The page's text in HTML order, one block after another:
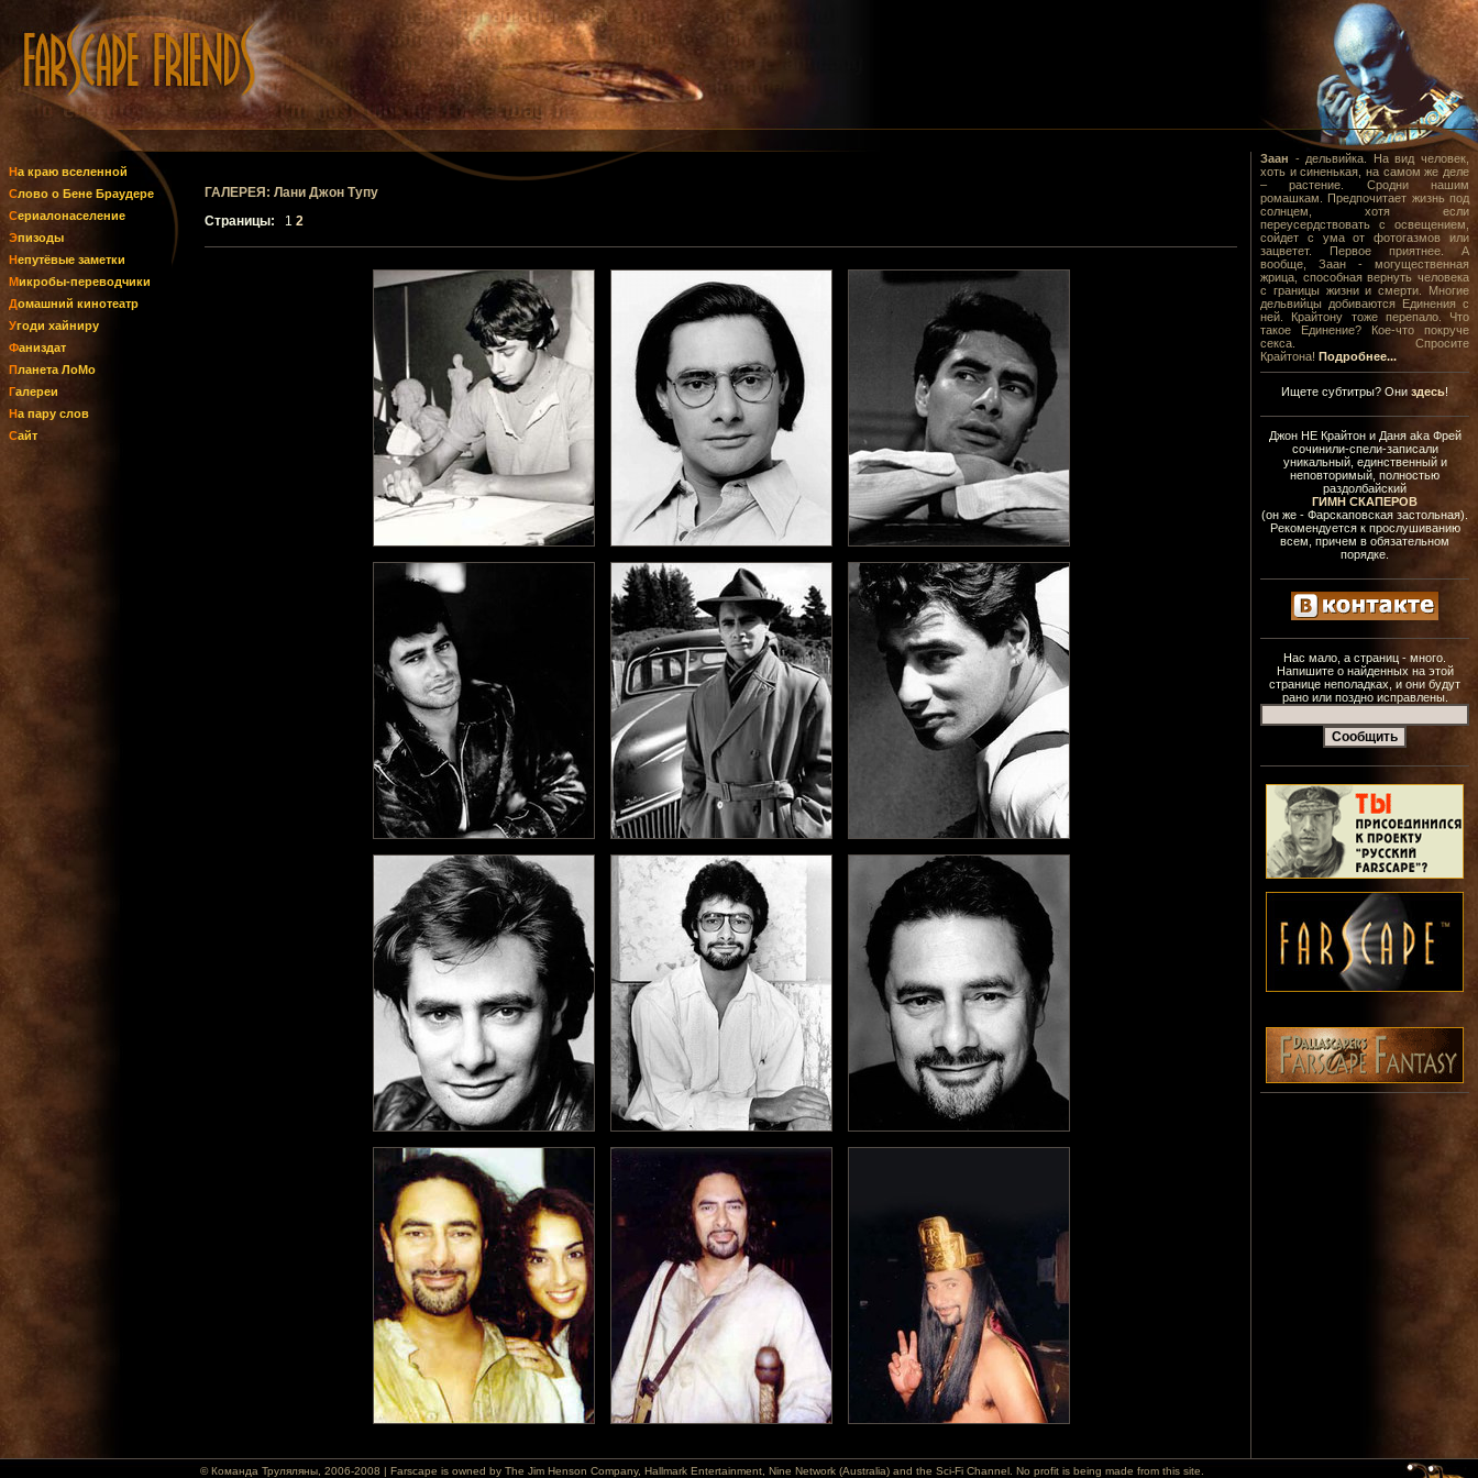
На краю вселенной
Слово о Бене Браудере
Сериалонаселение
Эпизоды
Непутёвые заметки
Микробы-переводчики
Домашний кинотеатр
Угоди хайниру
Фаниздат
Планета ЛоМо
Галереи
На пару слов
Сайт
ГАЛЕРЕЯ: Лани Джон Тупу
Страницы: 1 2
Заан - дельвийка. На вид человек,
хоть и синенькая, на самом же деле
– растение. Сродни нашим
ромашкам. Предпочитает жизнь под
солнцем, хотя если
переусердствовать с освещением,
сойдет с ума от фотогазмов или
зацветет. Первое приятнее. А
вообще, Заан - могущественная
жрица, способная вернуть человека
с границы жизни и смерти. Многие
дельвийцы добиваются Единения с
ней. Крайтону тоже перепало. Что
такое Единение? Кое-что покруче
секса. Спросите
Крайтона! Подробнее...
Ищете субтитры? Они здесь!
Джон НЕ Крайтон и Даня aka Фрей
сочинили-спели-записали
уникальный, единственный и
неповторимый, полностью
раздолбайский
ГИМН СКАПЕРОВ
(он же - Фарскаповская застольная).
Рекомендуется к прослушиванию
всем, причем в обязательном
порядке.
Нас мало, а страниц - много.
Напишите о найденных на этой
странице неполадках, и они будут
рано или поздно исправлены.
© Команда Труляляны, 2006-2008 | Farscape is owned by The Jim Henson Company, Hallmark Entertainment, Nine Network (Australia) and the Sci-Fi Channel. No profit is being made from this site.